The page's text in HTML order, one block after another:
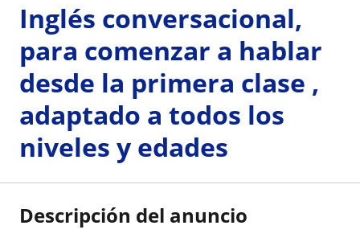
Inglés conversacional,
para comenzar a hablar
desde la primera clase ,
adaptado a todos los
niveles y edades
Descripción del anuncio